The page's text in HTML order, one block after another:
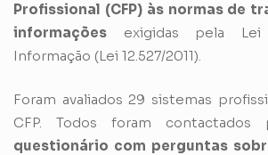
Profissional (CFP) às normas de
informações exigidas pela
Informação (Lei 12.527/2011).
Foram avaliados 29 sistemas
CFP. Todos foram contactados
questionário com perguntas